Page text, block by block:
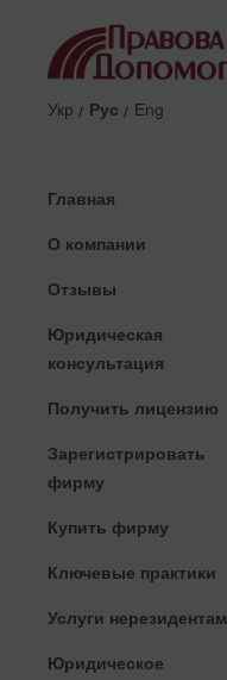
Укр Рус Eng
Главная
О компании
Отзывы
Юридическая
консультация
Получить лицензию
Зарегистрировать
фирму
Купить фирму
Ключевые практики
Услуги нерезидентам
Юридическое